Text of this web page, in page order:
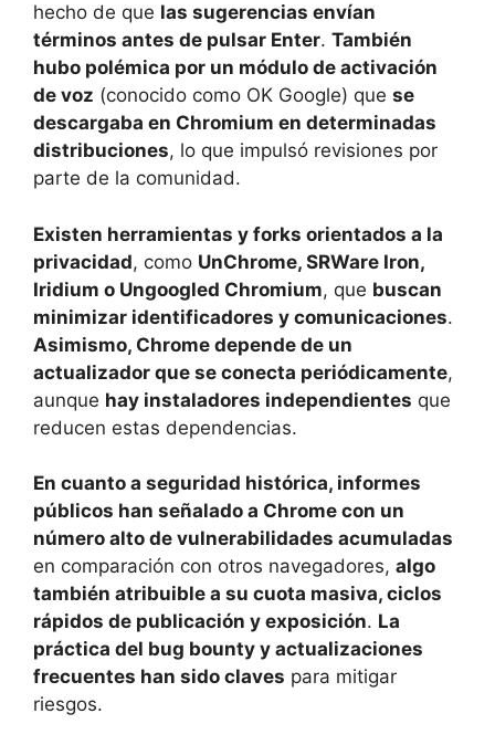
hecho de que las sugerencias envían
términos antes de pulsar Enter. También
hubo polémica por un módulo de activación
de voz (conocido como OK Google) que se
descargaba en Chromium en determinadas
distribuciones, lo que impulsó revisiones por
parte de la comunidad.
Existen herramientas y forks orientados a la
privacidad, como UnChrome, SRWare Iron,
Iridium o Ungoogled Chromium, que buscan
minimizar identificadores y comunicaciones.
Asimismo, Chrome depende de un
actualizador que se conecta periódicamente,
aunque hay instaladores independientes que
reducen estas dependencias.
En cuanto a seguridad histórica, informes
públicos han señalado a Chrome con un
número alto de vulnerabilidades acumuladas
en comparación con otros navegadores, algo
también atribuible a su cuota masiva, ciclos
rápidos de publicación y exposición. La
práctica del bug bounty y actualizaciones
frecuentes han sido claves para mitigar
riesgos.